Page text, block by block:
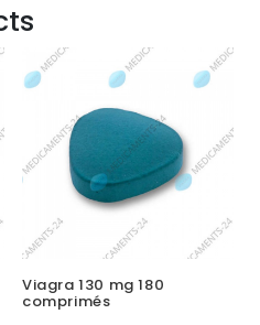
Viagra 130 mg 180
comprimés